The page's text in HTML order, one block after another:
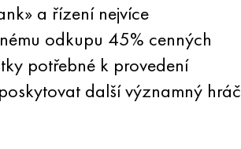
a řízení nejvíce
odkupu 45% cenných
potřebné k provedení
další významný hráč